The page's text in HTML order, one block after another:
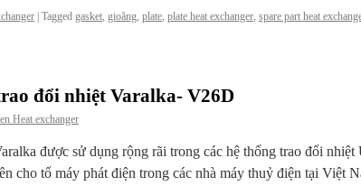
Tagged gasket, gioăng, plate, plate heat exchanger, spare part heat
đổi nhiệt Varalka- V26D
Heat exchanger
được sử dụng rộng rãi trong các hệ thống trao đổi
cho tổ máy phát điện trong các nhà máy thuỷ điện tại Việt